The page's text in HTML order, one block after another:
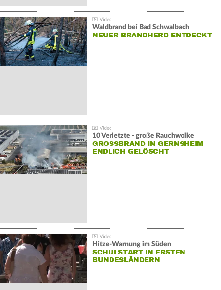
Waldbrand bei Bad Schwalbach
NEUER BRANDHERD ENTDECKT
10 Verletzte - große Rauchwolke
GROSSBRAND IN GERNSHEIM E
NDLICH GELÖSCHT
Hitze-Warnung im Süden
SCHULSTART IN ERSTEN
BUNDESLÄNDERN